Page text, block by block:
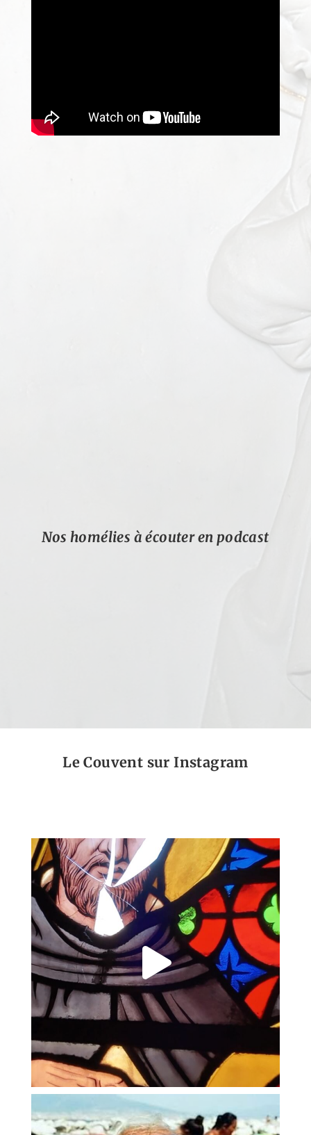
Nos homélies à écouter en podcast
Le Couvent sur Instagram